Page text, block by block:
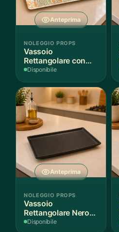
Anteprima
NOLEGGIO PROPS
Vassoio
Rettangolare con
Fantasia
Disponibile
Anteprima
NOLEGGIO PROPS
Vassoio
Rettangolare Nero
Opaco
Disponibile